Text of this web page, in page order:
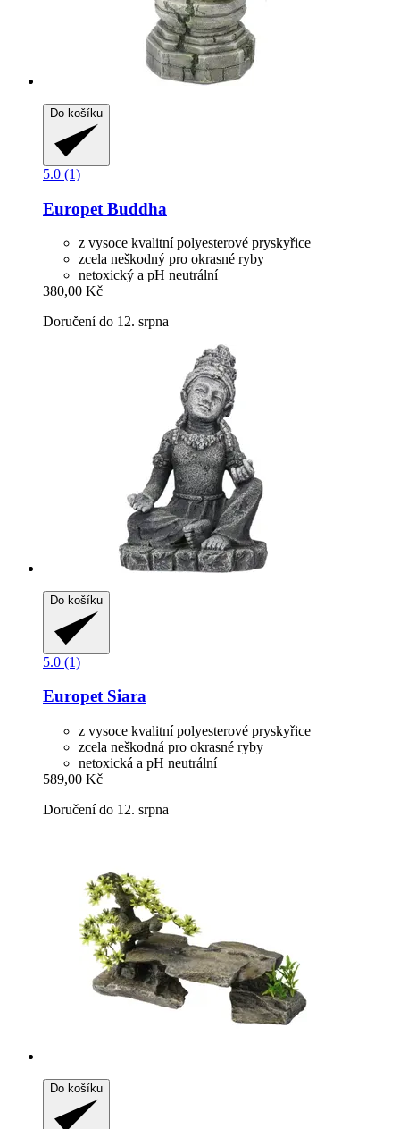
Do košíku
5.0 (1)
Europet Buddha
z vysoce kvalitní polyesterové pryskyřice
zcela neškodný pro okrasné ryby
netoxický a pH neutrální
380,00 Kč
Doručení do 12. srpna
Do košíku
5.0 (1)
EuropetSiara
z vysoce kvalitní polyesterové pryskyřice
zcela neškodná pro okrasné ryby
netoxická a pH neutrální
589,00 Kč
Doručení do 12. srpna
Do košíku